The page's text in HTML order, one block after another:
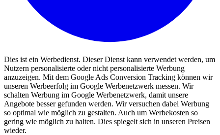
Dies ist ein Werbedienst. Dieser Dienst kann verwendet werden, um
Nutzern personalisierte oder nicht personalisierte Werbung
anzuzeigen. Mit dem Google Ads Conversion Tracking können wir
unseren Werbeerfolg im Google Werbenetzwerk messen. Wir
schalten Werbung im Google Werbenetzwerk, damit unsere
Angebote besser gefunden werden. Wir versuchen dabei Werbung
so optimal wie möglich zu gestalten. Auch um Werbekosten so
gering wie möglich zu halten. Dies spiegelt sich in unseren Preisen
wieder.